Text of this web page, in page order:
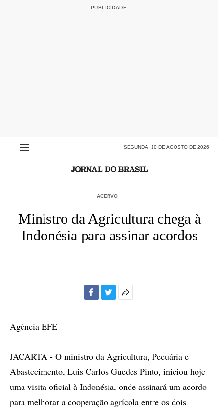
SEGUNDA, 10 DE AGOSTO DE 2026
ACERVO
Ministro da Agricultura chega à
Indonésia para assinar acordos
Agência EFE
JACARTA - O ministro da Agricultura, Pecuária e
Abastecimento, Luis Carlos Guedes Pinto, iniciou hoje
uma visita oficial à Indonésia, onde assinará um acordo
para melhorar a cooperação agrícola entre os dois